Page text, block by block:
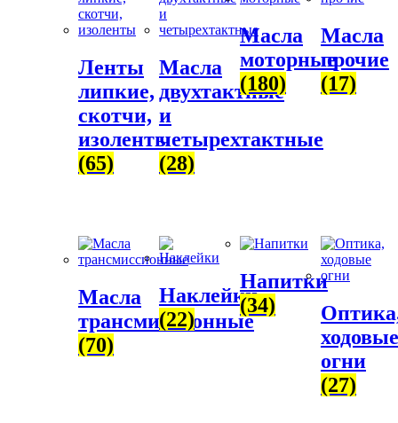
Ленты
липкие,
скотчи,
изоленты
(65)
Масла
двухтактные
и
четырехтактные
(28)
Масла
моторные
(180)
Масла
прочие
(17)
Масла
трансмиссионные
(70)
Наклейки
(22)
Напитки
(34)
ходовые
огни
(27)